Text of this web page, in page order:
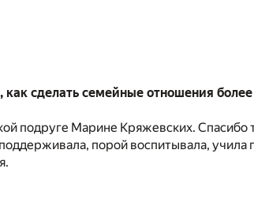
сделать семейные отношения
подруге Марине Кряжевских. Спасибо
порой воспитывала, учила